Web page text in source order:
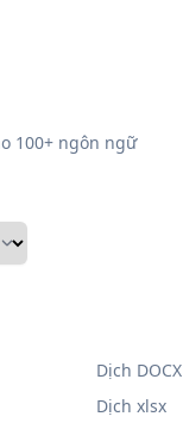
100+ ngôn ngữ
Dịch DOCX
Dịch xlsx